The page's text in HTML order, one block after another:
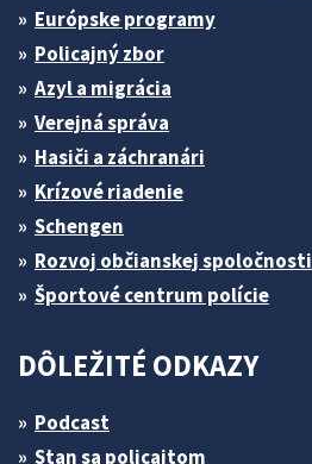
Európske programy
Policajný zbor
Azyl a migrácia
Verejná správa
Hasiči a záchranári
Krízové riadenie
Schengen
Rozvoj občianskej spoločnosti
Športové centrum polície
DÔLEŽITÉ ODKAZY
Podcast
Stan sa policajtom